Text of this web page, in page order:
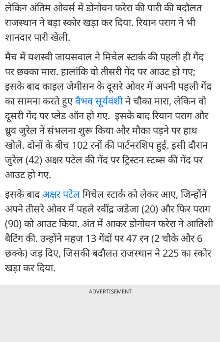
लेकिन अंत‍िम ओवर्स में डोनोवन फरेरा की पारी की बदौलत
राजस्थान ने बड़ा स्कोर खड़ा कर द‍िया. र‍ियान पराग ने भी
शानदार पारी खेली.
मैच में यशस्वी जायसवाल ने म‍िचेल स्टार्क की पहली ही गेंद
पर छक्का मारा. हालांकि वो तीसरी गेंद पर आउट हो गए;
इसके बाद काइल जेमीसन के दूसरे ओवर में अपनी पहली गेंद
का सामना करते हुएवैभव सूर्यवंशीने चौका मारा, लेकिन वो
दूसरी गेंद पर प्लेड ऑन हो गए. इसके बाद र‍ियान पराग और
ध्रुव जुरेल नें संभलना शुरू किया और मौका पड़ने पर हाथ
खोले. दोनों के बीच 102 रनों की पार्टनरश‍िप हुई. इसी दौरान
जुरेल (42) अक्षर पटेल की गेंद पर ट्र‍िस्टन स्टब्स की गेंद पर
आउट हो गए.
इसके बादअक्षर पटेलम‍िचेल स्टार्क को लेकर आए, ज‍िन्होंने
अपने तीसरे ओवर में पहले रवींद्र जडेजा (20) और फ‍िर पराग
(90) को आउट किया. अंत में आकर डोनोवन फरेरा ने आत‍िशी
बैट‍िंग की. उन्होंने महज 13 गेंदों पर 47 रन (2 चौके और 6
छक्के) जड़ द‍िए, ज‍िसकी बदौलत राजस्थान ने 225 का स्कोर
खड़ा कर द‍िया.
ADVERTISEMENT